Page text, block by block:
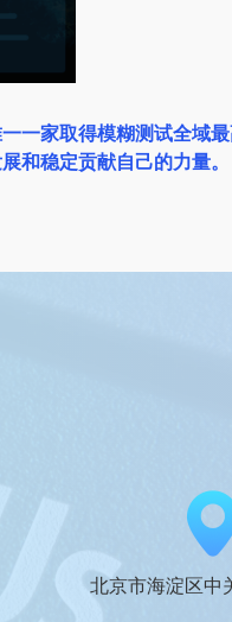
一家取得模糊测试全域
和稳定贡献自己的力量。
北京市海淀区中